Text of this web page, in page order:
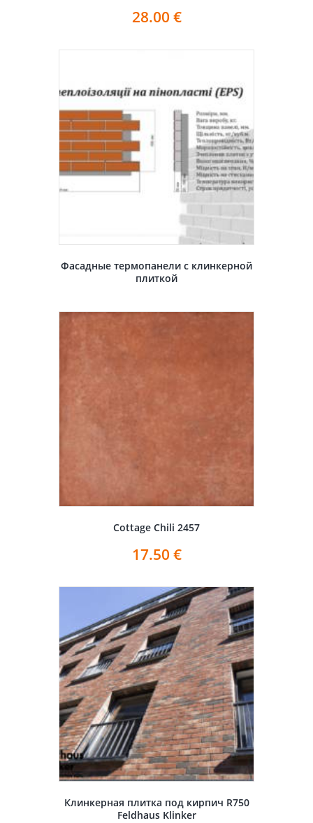
28.00 €
Фасадные термопанели с клинкерной
плиткой
Cottage Chili 2457
17.50 €
Клинкерная плитка под кирпич R750
Feldhaus Klinker